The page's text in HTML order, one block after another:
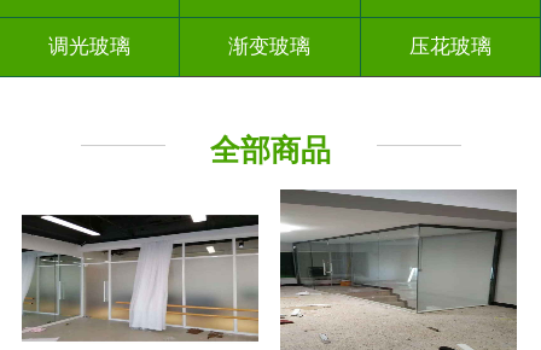
调光玻璃 渐变玻璃 压花玻璃
全部商品